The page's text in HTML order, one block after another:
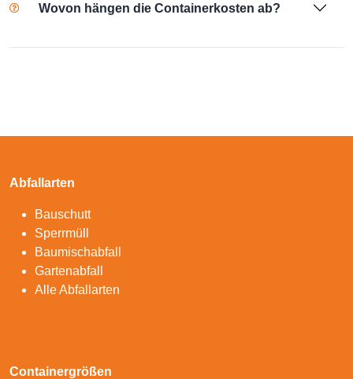
Wovon hängen die Containerkosten ab?
Abfallarten
Bauschutt
Sperrmüll
Baumischabfall
Gartenabfall
Alle Abfallarten
Containergrößen